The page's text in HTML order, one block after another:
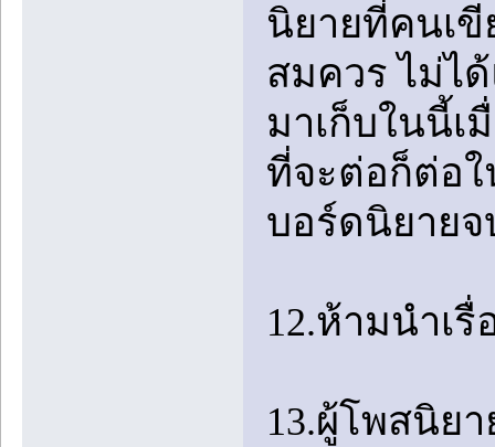
นิยายที่คนเ
สมควร ไม่ไ
มาเก็บในนี้เ
ที่จะต่อก็ต่อใ
บอร์ดนิยาย
12.ห้ามนำเ
13.ผู้โพสนิย